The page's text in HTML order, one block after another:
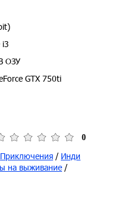
i3
ОЗУ
GTX 750ti
0
Приключения / Инди
на выживание /